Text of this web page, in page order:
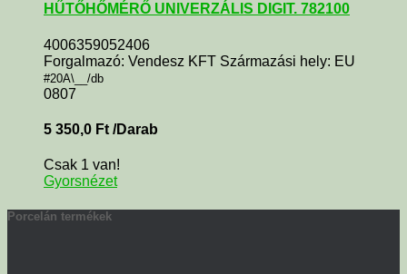
HŰTŐHŐMÉRŐ UNIVERZÁLIS DIGIT. 782100
4006359052406
Forgalmazó: Vendesz KFT Származási hely: EU
#20A\__/db
0807
5 350,0 Ft /Darab
Csak 1 van!
Gyorsnézet
Porcelán termékek